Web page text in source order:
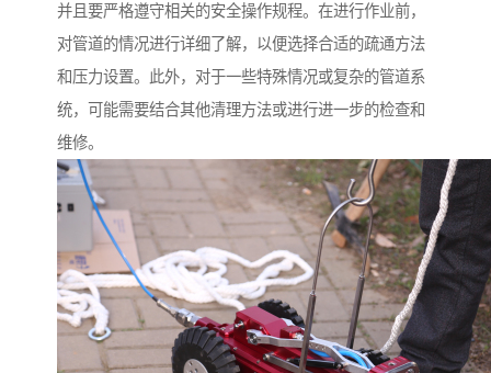
并且要严格遵守相关的安全操作规程。在进行作业前，
对管道的情况进行详细了解，以便选择合适的疏通方法
和压力设置。此外，对于一些特殊情况或复杂的管道系
统，可能需要结合其他清理方法或进行进一步的检查和
维修。